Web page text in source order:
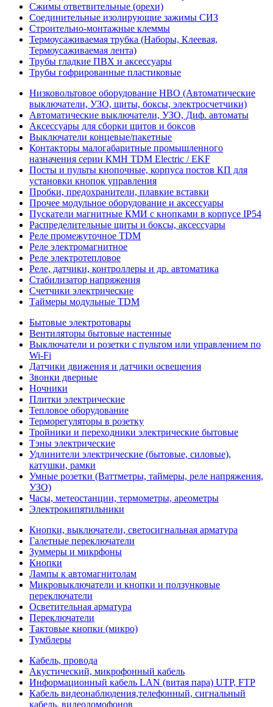
Сжимы ответвительные (орехи)
Соединительные изолирующие зажимы СИЗ
Строительно-монтажные клеммы
Термоусаживаемая трубка (Наборы, Клеевая,
Термоусаживаемая лента)
Трубы гладкие ПВХ и аксессуары
Трубы гофрированные пластиковые
Низковольтовое оборудование НВО (Автоматические
выключатели, УЗО, щиты, боксы, электросчетчики)
Автоматические выключатели, УЗО, Диф. автоматы
Аксессуары для сборки щитов и боксов
Выключатели концевые/пакетные
Контакторы малогабаритные промышленного
назначения серии КМН TDM Electric / EKF
Посты и пульты кнопочные, корпуса постов КП для
установки кнопок управления
Пробки, предохранители, плавкие вставки
Прочее модульное оборудование и аксессуары
Пускатели магнитные КМИ с кнопками в корпусе IP54
Распределительные щиты и боксы, аксессуары
Реле промежуточное TDM
Реле электромагнитное
Реле электротепловое
Реле, датчики, контроллеры и др. автоматика
Стабилизатор напряжения
Счетчики электрические
Таймеры модульные TDM
Бытовые электротовары
Вентиляторы бытовые настенные
Выключатели и розетки с пультом или управлением по
Wi-Fi
Датчики движения и датчики освещения
Звонки дверные
Ночники
Плитки электрические
Тепловое оборудование
Терморегуляторы в розетку
Тройники и переходники электрические бытовые
Тэны электрические
Удлинители электрические (бытовые, силовые),
катушки, рамки
Умные розетки (Ваттметры, таймеры, реле напряжения,
УЗО)
Часы, метеостанции, термометры, ареометры
Электрокипятильники
Кнопки, выключатели, светосигнальная арматура
Галетные переключатели
Зуммеры и микрфоны
Кнопки
Лампы к автомагнитолам
Микровыключатели и кнопки и ползунковые
переключатели
Осветительная арматура
Переключатели
Тактовые кнопки (микро)
Тумблеры
Кабель, провода
Акустический, микрофонный кабель
Информационный кабель LAN (витая пара) UTP, FTP
Кабель видеонаблюдения,телефонный, сигнальный
кабель, видеодомофонов